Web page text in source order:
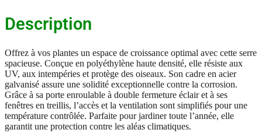
(polyéthylène)
galvanisé
Description
Offrez à vos plantes un espace de croissance optimal avec cette serre
spacieuse. Conçue en polyéthylène haute densité, elle résiste aux
UV, aux intempéries et protège des oiseaux. Son cadre en acier
galvanisé assure une solidité exceptionnelle contre la corrosion.
Grâce à sa porte enroulable à double fermeture éclair et à ses
fenêtres en treillis, l’accès et la ventilation sont simplifiés pour une
température contrôlée. Parfaite pour jardiner toute l’année, elle
garantit une protection contre les aléas climatiques.